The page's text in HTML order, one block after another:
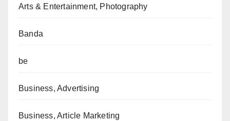
Arts & Entertainment, Photography
Banda
be
Business, Advertising
Business, Article Marketing